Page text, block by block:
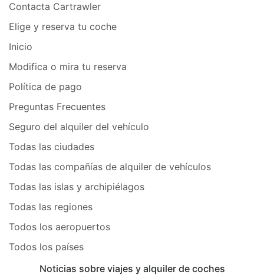
Contacta Cartrawler
Elige y reserva tu coche
Inicio
Modifica o mira tu reserva
Política de pago
Preguntas Frecuentes
Seguro del alquiler del vehículo
Todas las ciudades
Todas las compañías de alquiler de vehículos
Todas las islas y archipiélagos
Todas las regiones
Todos los aeropuertos
Todos los países
Noticias sobre viajes y alquiler de coches